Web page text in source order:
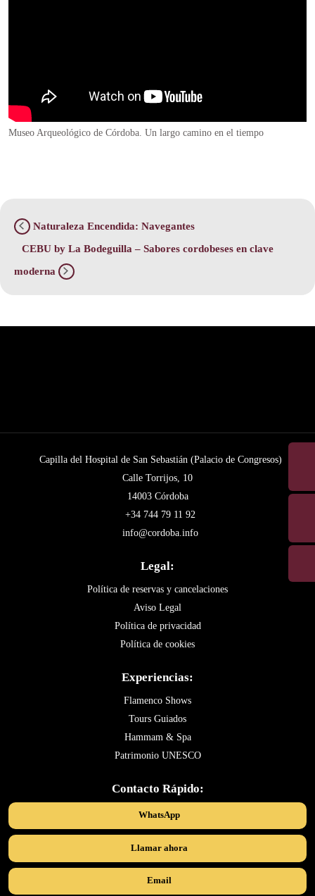
Museo Arqueológico de Córdoba. Un largo camino en el tiempo
Naturaleza Encendida: Navegantes
CEBU by La Bodeguilla – Sabores cordobeses en clave
moderna
Capilla del Hospital de San Sebastián (Palacio de Congresos)
Calle Torrijos, 10
14003 Córdoba
+34 744 79 11 92
info@cordoba.info
Legal:
Política de reservas y cancelaciones
Aviso Legal
Política de privacidad
Política de cookies
Experiencias:
Flamenco Shows
Tours Guiados
Hammam & Spa
Patrimonio UNESCO
Contacto Rápido:
WhatsApp
Llamar ahora
Email